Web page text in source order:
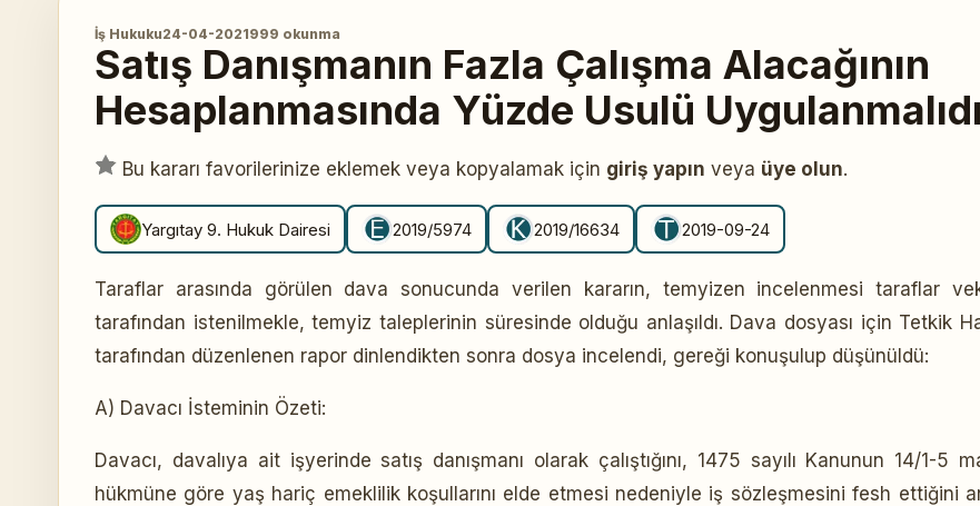
İş Hukuku24-04-2021999 okunma
Satış Danışmanın Fazla Çalışma Alacağının
Hesaplanmasında Yüzde Usulü
Bu kararı favorilerinize eklemek veya kopyalamak için giriş yapın veya üye olun.
Yargıtay 9. Hukuk Dairesi 2019/5974 2019/16634 2019-09-24
Taraflar arasında görülen dava sonucunda verilen kararın, temyizen incelenmesi taraflar
tarafından istenilmekle, temyiz taleplerinin süresinde olduğu anlaşıldı. Dava dosyası için Tetkik
tarafından düzenlenen rapor dinlendikten sonra dosya incelendi, gereği konuşulup düşünüldü:
A) Davacı İsteminin Özeti:
Davacı, davalıya ait işyerinde satış danışmanı olarak çalıştığını, 1475 sayılı Kanunun 14/1-5
hükmüne göre yaş hariç emeklilik koşullarını elde etmesi nedeniyle iş sözleşmesini fesh ettiğini